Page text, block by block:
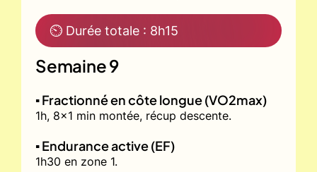
⏲ Durée totale : 8h15
Semaine 9
▪️ Fractionné en côte longue (VO2max)
1h, 8x1 min montée, récup descente.
▪️ Endurance active (EF)
1h30 en zone 1.